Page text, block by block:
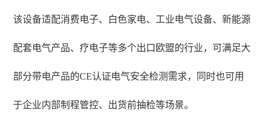
该设备适配消费电子、白色家电、工业电气设备、新能源
配套电气产品、疗电子等多个出口欧盟的行业，可满足大
部分带电产品的CE认证电气安全检测需求，同时也可用
于企业内部制程管控、出货前抽检等场景。